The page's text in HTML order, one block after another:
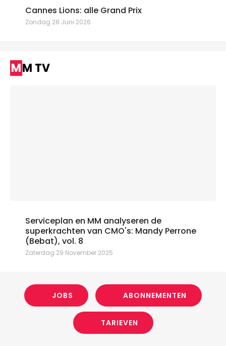
Cannes Lions: alle Grand Prix
Zondag 28 Juni 2026
MM TV
Serviceplan en MM analyseren de
superkrachten van CMO's: Mandy Perrone
(Bebat), vol. 8
Zaterdag 29 November 2025
JOBS ABONNEMENTEN
TARIEVEN